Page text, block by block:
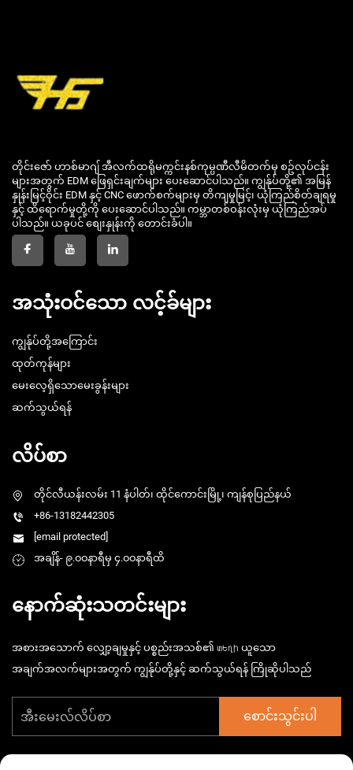
တိုင်းဇော် ဟာစ်မာဂျ် အီလက်ထရိုမက္ကင်းနစ်ကုမ္ပဏီလီမိတက်မှ စဥ်လုပ်ငန်း
များအတွက် EDM ဖြေရှင်းချက်များ ပေးဆောင်ပါသည်။ ကျွန်ုပ်တို့၏ အမြန်
နှုန်းမြင့်ဝိုင်း EDM နှင့် CNC ဖောက်စက်များမှ တိကျမှုမြင့်၊ ယုံကြည်စိတ်ချရမှု
နှင့် ထိရောက်မှုတို့ကို ပေးဆောင်ပါသည်။ ကမ္ဘာတစ်ဝန်းလုံးမှ ယုံကြည်အပ်
ပါသည်။ ယခုပင် စျေးနှုန်းကို တောင်းခံပါ။
အသုံးဝင်သော လင့်ခ်များ
ကျွန်ုပ်တို့အကြောင်း
ထုတ်ကုန်များ
မေးလေ့ရှိသောမေးခွန်းများ
ဆက်သွယ်ရန်
လိပ်စာ
တိုင်လီယန်းလမ်း 11 နံပါတ်၊ ထိုင်ကောင်းမြို့၊ ကျန်စုပြည်နယ်
+86-13182442305
[email protected]
အချိန်- ၉.၀၀နာရီမှ ၄.၀၀နာရီထိ
နောက်ဆုံးသတင်းများ
အစားအသောက် လျှော့ချမှုနှင့် ပစ္စည်းအသစ်၏ տեղի ယူသော
အချက်အလက်များအတွက် ကျွန်ုပ်တို့နှင့် ဆက်သွယ်ရန် ကြိုဆိုပါသည်
စောင်းသွင်းပါ